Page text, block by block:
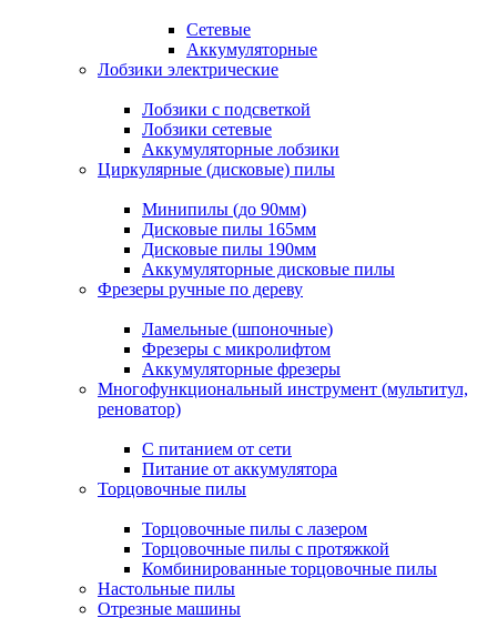
Сетевые
Аккумуляторные
Лобзики электрические
Лобзики с подсветкой
Лобзики сетевые
Аккумуляторные лобзики
Циркулярные (дисковые) пилы
Минипилы (до 90мм)
Дисковые пилы 165мм
Дисковые пилы 190мм
Аккумуляторные дисковые пилы
Фрезеры ручные по дереву
Ламельные (шпоночные)
Фрезеры с микролифтом
Аккумуляторные фрезеры
Многофункциональный инструмент (мультитул,
реноватор)
С питанием от сети
Питание от аккумулятора
Торцовочные пилы
Торцовочные пилы с лазером
Торцовочные пилы с протяжкой
Комбинированные торцовочные пилы
Настольные пилы
Отрезные машины